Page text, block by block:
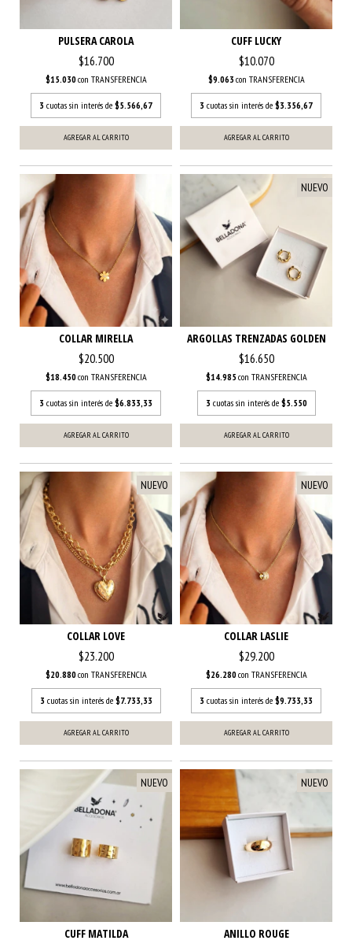
PULSERA CAROLA
$16.700
$15.030con TRANSFERENCIA
3 cuotas sin interés de $5.566,67
CUFF LUCKY
$10.070
$9.063 con TRANSFERENCIA
3 cuotas sin interés de $3.356,67
COLLAR MIRELLA
$20.500
$18.450con TRANSFERENCIA
3 cuotas sin interés de $6.833,33
NUEVO
ARGOLLAS TRENZADAS GOLDEN
$16.650
$14.985con TRANSFERENCIA
3 cuotas sin interés de $5.550
AGREGAR AL CARRITO
NUEVO
COLLAR LOVE
$23.200
$20.880con TRANSFERENCIA
3 cuotas sin interés de $7.733,33
NUEVO
COLLAR LASLIE
$29.200
$26.280con TRANSFERENCIA
3 cuotas sin interés de $9.733,33
NUEVO
CUFF MATILDA
NUEVO
ANILLO ROUGE